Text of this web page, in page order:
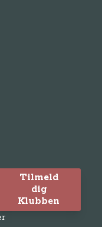
Tilmeld
dig
Klubben